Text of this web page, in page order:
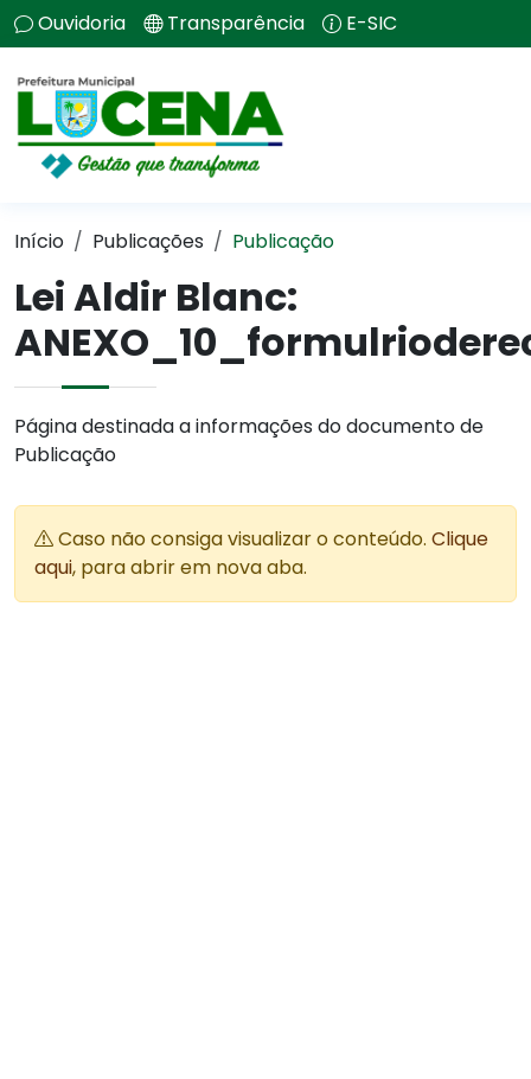
Ouvidoria Transparência E-SIC
Início Publicações Publicação
Lei Aldir Blanc:
Página destinada a informações do documento de
Publicação
Caso não consiga visualizar o conteúdo. Clique
aqui, para abrir em nova aba.